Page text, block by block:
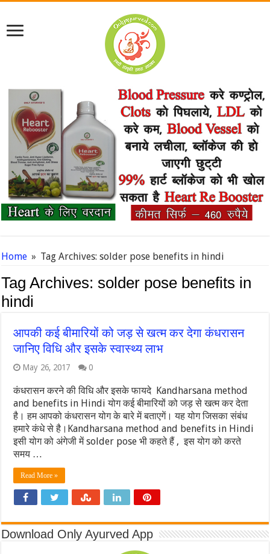
Home » Tag Archives: solder pose benefits in hindi
Tag Archives:solder pose benefits in
hindi
आपकी कई बीमारियों को जड़ से खत्म कर देगा कंधरासन
जानिए विधि और इसके स्वास्थ्य लाभ
May 26, 2017 0
कंधरासन करने की विधि और इसके फायदे Kandharsana method
and benefits in Hindi योग कई बीमारियों को जड़ से खत्म कर देता
है। हम आपको कंधरासन योग के बारे में बताएगें। यह योग जिसका संबंध
हमारे कंधे से है।Kandharsana method and benefits in Hindi
इसी योग को अंगेजी में solder pose भी कहते हैं , इस योग को करते
समय …
Read More »
Download Only Ayurved App